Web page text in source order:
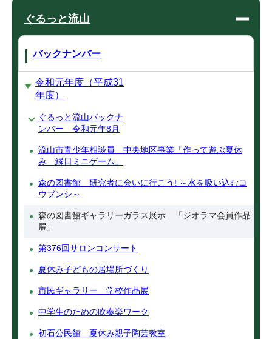
ぐるっと流山
バックナンバー
令和元年度（平成31
年度）
ぐるっと流山バックナ
ンバー 令和元年8月
流山市青少年相談員 中央地区事業「作って遊ぶ夏休
み 縁日ミニゲーム」
森の図書館 研究者に会いに行こう! ～水を吸い込むコ
ウブンシ～
森の図書館ギャラリーガラス展示 「ジオラマ会員作品
展」
第376回サロンコンサート
夏休み子どもの居場所づくり
市民ギャラリー 学校作品展
中学生のための吹奏楽ワーク
初石公民館 夏休み親子陶芸教室